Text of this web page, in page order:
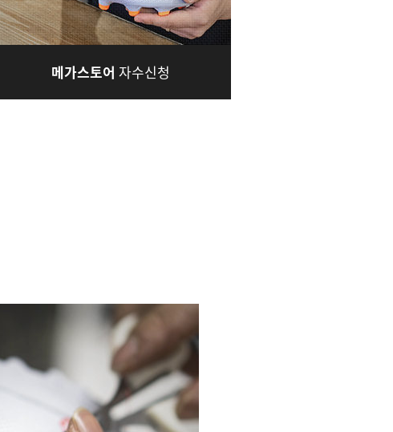
메가스토어 자수신청